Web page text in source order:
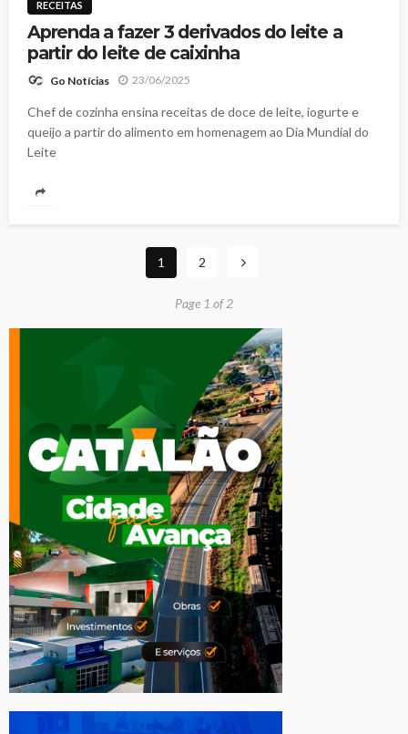
RECEITAS
Aprenda a fazer 3 derivados do leite a
partir do leite de caixinha
Go Notícias 23/06/2025
Chef de cozinha ensina receitas de doce de leite, iogurte e
queijo a partir do alimento em homenagem ao Dia Mundial do
Leite
1 2
Page 1 of 2